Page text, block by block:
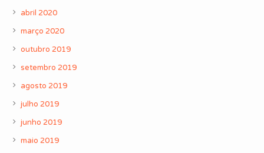
abril 2020
março 2020
outubro 2019
setembro 2019
agosto 2019
julho 2019
junho 2019
maio 2019